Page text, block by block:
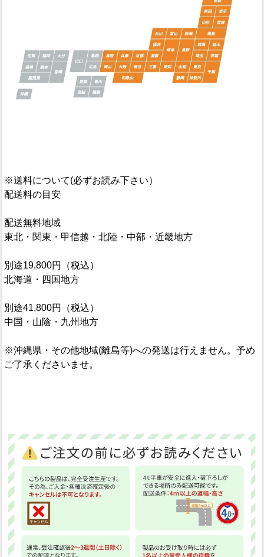
※送料について(必ずお読み下さい）
配送料の目安
配送無料地域
東北・関東・甲信越・北陸・中部・近畿地方
別途19,800円（税込）
北海道・四国地方
別途41,800円（税込）
中国・山陰・九州地方
※沖縄県・その他地域(離島等)への発送は行えません。予め
ご了承くださいませ。